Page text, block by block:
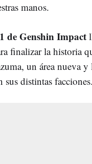
manos.
de Genshin Impact
finalizar la historia
un área nueva y
sus distintas facciones.